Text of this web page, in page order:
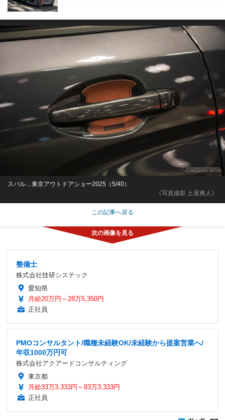
《写真撮影 土屋勇人》
スバル…東京アウトドアショー2025（5/40）
この記事へ戻る
整備士
株式会社技研システック
愛知県
月給20万円～28万5,350円
正社員
PMOコンサルタント/職種未経験OK/未経験から提案営業へ/
年収1000万円可
株式会社アクアードコンサルティング
東京都
月給33万3,333円～83万3,333円
正社員